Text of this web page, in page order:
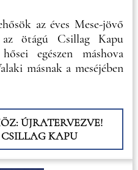
az éves Mese-jövő
ötágú Csillag Kapu
egészen máshova
másnak a meséjében
ÚJRATERVEZVE!
KAPU